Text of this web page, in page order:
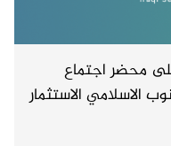
محضر اجتماع
الهيئة العامة لشركة مصرف الجنوب الاسلامي الاستثمار